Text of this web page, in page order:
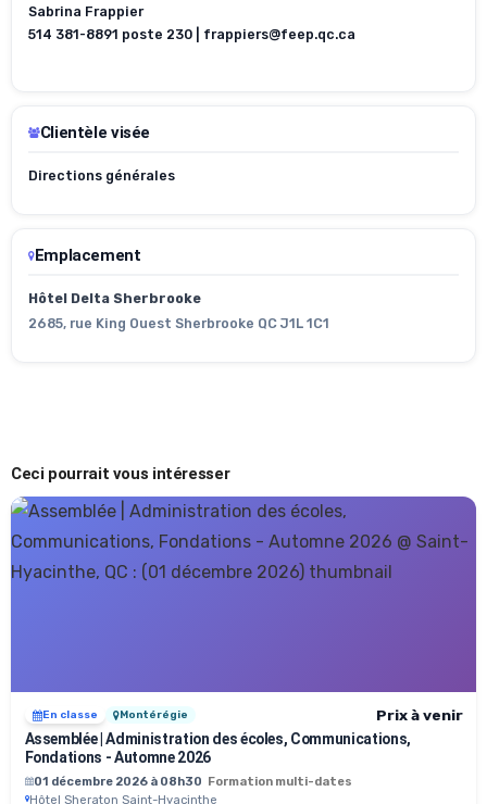
Sabrina Frappier
514 381-8891 poste 230 | frappiers@feep.qc.ca
Clientèle visée
Directions générales
Emplacement
Hôtel Delta Sherbrooke
2685, rue King Ouest Sherbrooke QC J1L 1C1
Ceci pourrait vous intéresser
En classe Montérégie
Prix à venir
Assemblée | Administration des écoles, Communications,
Fondations - Automne 2026
01 décembre 2026 à 08h30 Formation multi-dates
Hôtel Sheraton Saint-Hyacinthe